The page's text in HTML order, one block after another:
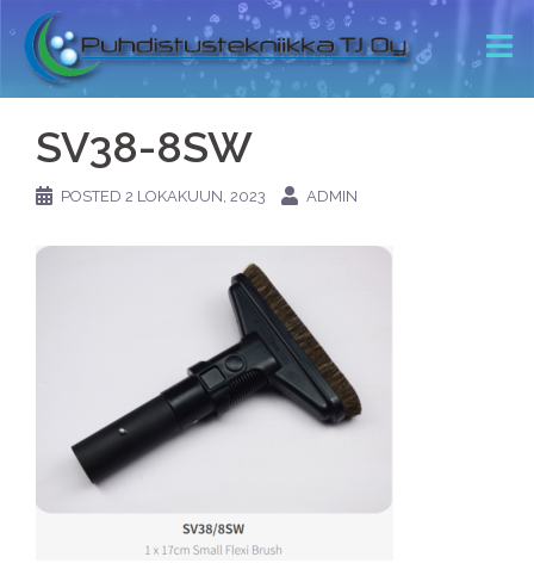
SV38-8SW
POSTED 2 LOKAKUUN, 2023 ADMIN